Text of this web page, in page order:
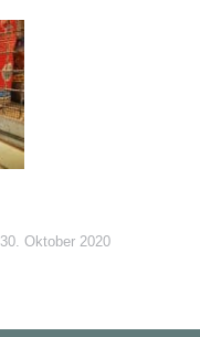
30. Oktober 2020